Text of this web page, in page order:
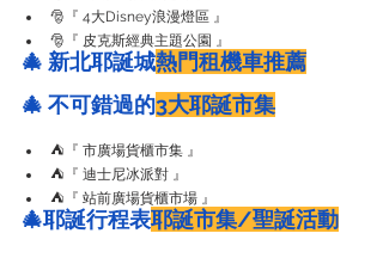
🎅『 4大Disney浪漫燈區 』
🎅『 皮克斯經典主題公園 』
🎄 新北耶誕城熱門租機車推薦
🎄 不可錯過的3大耶誕市集
⛺️『 市廣場貨櫃市集 』
⛺️『 迪士尼冰派對 』
⛺️『 站前廣場貨櫃市場 』
🎄耶誕行程表耶誕市集/聖誕活動